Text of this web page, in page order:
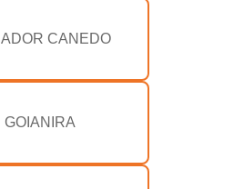
CANEDO
GOIANIRA